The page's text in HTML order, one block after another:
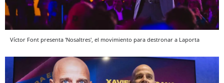
Víctor Font presenta 'Nosaltres', el movimiento para destronar a Laporta